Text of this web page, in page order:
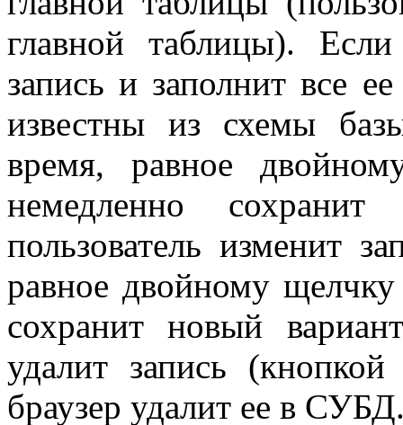
главной таблицы).
запись и заполнит все
известны из схемы
время, равное
немедленно
пользователь изменит
равное двойному
сохранит новый
удалит запись
браузер удалит ее в